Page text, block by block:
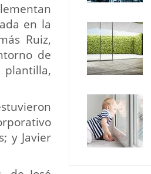
en la
Ruiz,
de
y Javier